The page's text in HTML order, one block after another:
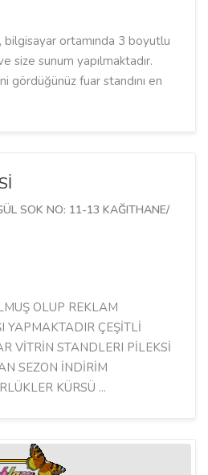
bilgisayar ortamında 3 boyutlu
size sunum yapılmaktadır.
gördüğünüz fuar standını en
SOK NO: 11-13 KAĞITHANE/
OLUP REKLAM
YAPMAKTADIR ÇEŞİTLİ
VİTRİN STANDLERI PİLEKSİ
SEZON İNDİRİM
KÜRSÜ ...